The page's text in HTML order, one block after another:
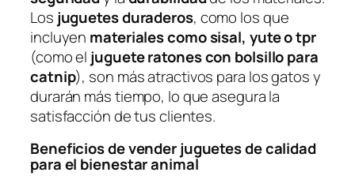
Los juguetes duraderos, como los que
incluyen materiales como sisal, yute o tpr
(como el juguete ratones con bolsillo para
catnip), son más atractivos para los gatos y
durarán más tiempo, lo que asegura la
satisfacción de tus clientes.
Beneficios de vender juguetes de calidad
para el bienestar animal